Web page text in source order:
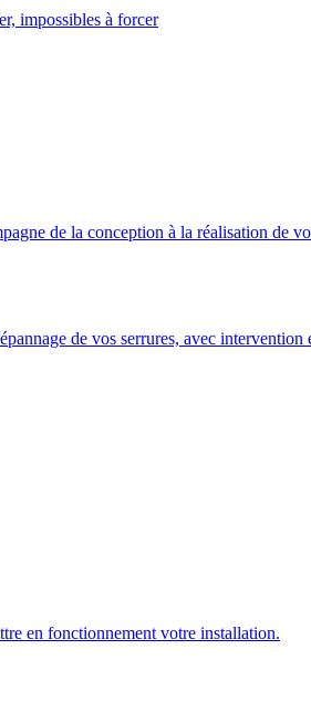
impossibles à forcer
de la conception à la réalisation de
de vos serrures, avec intervention
en fonctionnement votre installation.